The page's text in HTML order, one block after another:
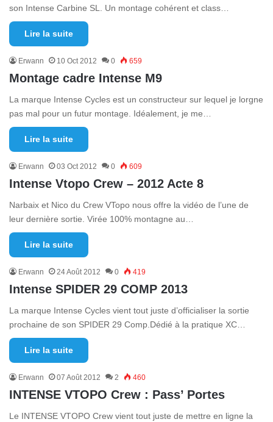
son Intense Carbine SL. Un montage cohérent et class…
Lire la suite
Erwann 10 Oct 2012 0 659
Montage cadre Intense M9
La marque Intense Cycles est un constructeur sur lequel je lorgne
pas mal pour un futur montage. Idéalement, je me…
Lire la suite
Erwann 03 Oct 2012 0 609
Intense Vtopo Crew – 2012 Acte 8
Narbaix et Nico du Crew VTopo nous offre la vidéo de l’une de
leur dernière sortie. Virée 100% montagne au…
Lire la suite
Erwann 24 Août 2012 0 419
Intense SPIDER 29 COMP 2013
La marque Intense Cycles vient tout juste d’officialiser la sortie
prochaine de son SPIDER 29 Comp.Dédié à la pratique XC…
Lire la suite
Erwann 07 Août 2012 2 460
INTENSE VTOPO Crew : Pass’ Portes
Le INTENSE VTOPO Crew vient tout juste de mettre en ligne la